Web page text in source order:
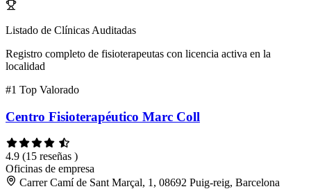
Listado de Clínicas Auditadas
Registro completo de fisioterapeutas con licencia activa en la
localidad
#1 Top Valorado
Centro Fisioterapéutico Marc Coll
4.9 (15 reseñas )
Oficinas de empresa
Carrer Camí de Sant Marçal, 1, 08692 Puig-reig, Barcelona